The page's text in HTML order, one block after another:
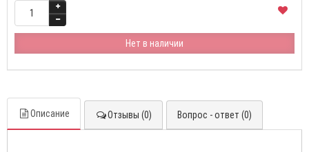
Нет в наличии
Описание Отзывы (0) Вопрос - ответ (0)